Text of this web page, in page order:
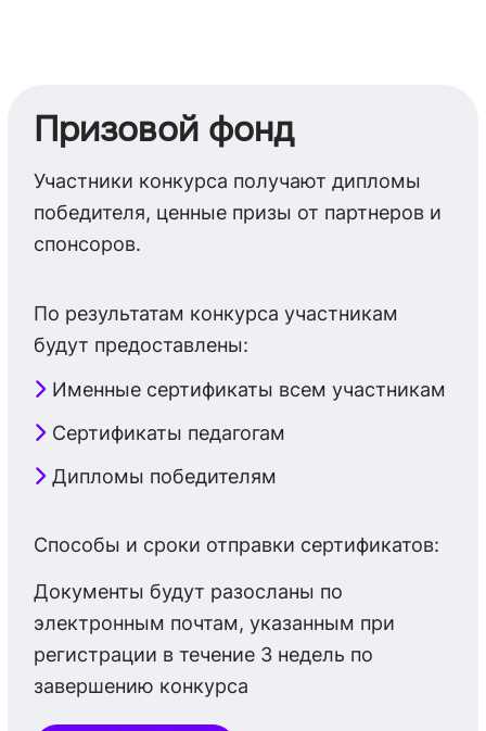
Призовой фонд
Участники конкурса получают дипломы
победителя, ценные призы от партнеров и
спонсоров.
По результатам конкурса участникам
будут предоставлены:
Именные сертификаты всем участникам
Сертификаты педагогам
Дипломы победителям
Способы и сроки отправки сертификатов:
Документы будут разосланы по
электронным почтам, указанным при
регистрации в течение 3 недель по
завершению конкурса